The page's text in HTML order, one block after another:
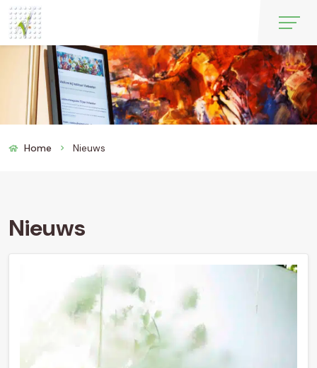
Home chevron_right Nieuws
Nieuws